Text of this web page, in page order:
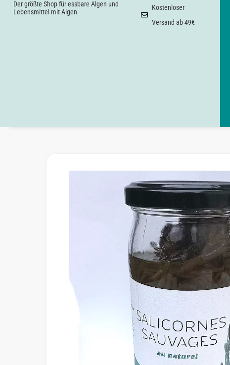
Der größte Shop für essbare Algen und
Lebensmittel mit Algen
Kostenloser
Versand ab 49€